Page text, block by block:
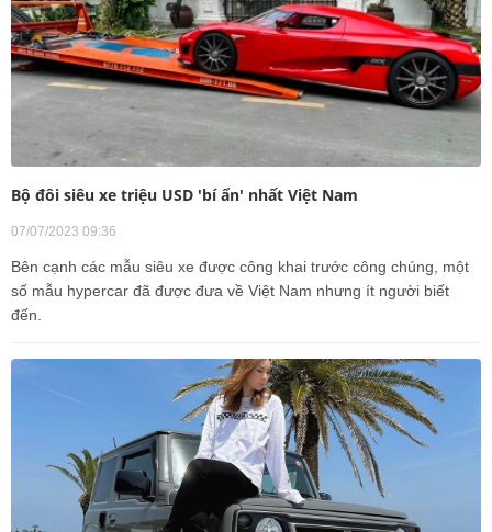
Bộ đôi siêu xe triệu USD 'bí ẩn' nhất Việt Nam
07/07/2023 09:36
Bên cạnh các mẫu siêu xe được công khai trước công chúng, một
số mẫu hypercar đã được đưa về Việt Nam nhưng ít người biết
đến.